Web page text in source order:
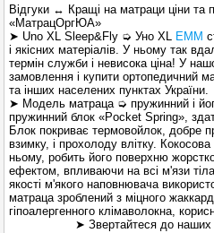
Відгуки ↔ Кращі на матраци ціни
«МатрацОргЮА»
➤ Uno XL Sleep&Fly ➭ Уно XL ЕММ
і якісних матеріалів. У ньому так
термін служби і невисока ціна! У
замовлення і купити ортопедичний
та інших населених пунктах України.
➤ Модель матраца ➭ пружинний і
пружинний блок «Pocket Spring»,
Блок покриває термовойлок, добре
взимку, і прохолоду влітку.
ньому, робить його поверхню
ефектом, впливаючи на всі м'язи
якості м'якого наповнювача
матраца зроблений з міцного
гіпоалергенного клімаволокна,
➤ Звертайтеся до